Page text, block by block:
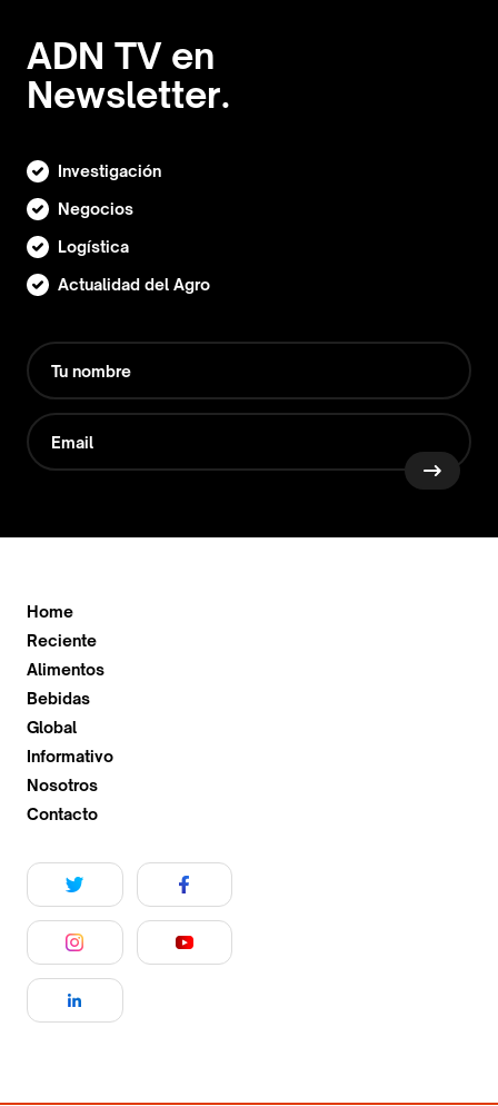
ADN TV en
Newsletter.
Investigación
Negocios
Logística
Actualidad del Agro
Home
Reciente
Alimentos
Bebidas
Global
Informativo
Nosotros
Contacto